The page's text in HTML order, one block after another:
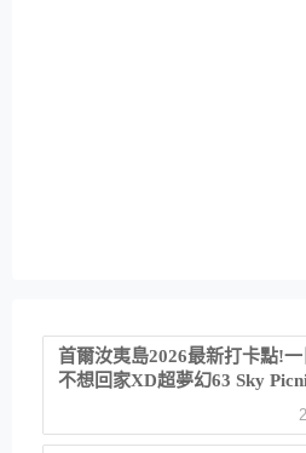
首爾汝夷島2026最新打卡點!一
不想回家XD超夢幻63 Sky
津帝王蟹大餐、《淚之女王》